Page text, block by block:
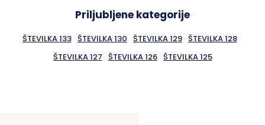
Priljubljene kategorije
ŠTEVILKA 133 ŠTEVILKA 130 ŠTEVILKA 129 ŠTEVILKA 128
ŠTEVILKA 127 ŠTEVILKA 126 ŠTEVILKA 125